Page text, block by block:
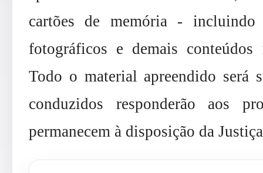
cartões de memória - incluindo
fotográficos e demais conteúdos
Todo o material apreendido será
conduzidos responderão aos
permanecem à disposição da